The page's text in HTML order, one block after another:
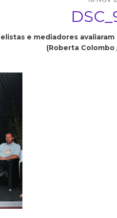
e mediadores
(Roberta Colombo